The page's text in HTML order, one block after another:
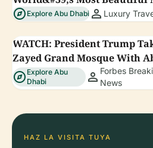
&amp; Vlog)
explore Explore Abu Dhabi person Luxury
WATCH: President Trump
Zayed Grand Mosque With
Prince
explore Explore Abu
Dhabi
person Forbes
News
HAZ LA VISITA TUYA